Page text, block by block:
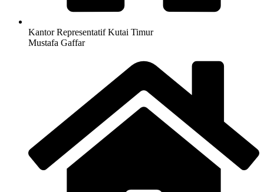
Kantor Representatif Kutai Timur
Mustafa Gaffar